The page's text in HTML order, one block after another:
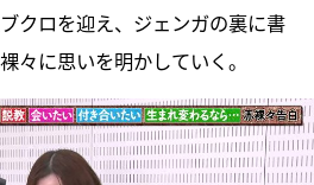
クロを迎え、ジェンガの裏に書
々に思いを明かしていく。